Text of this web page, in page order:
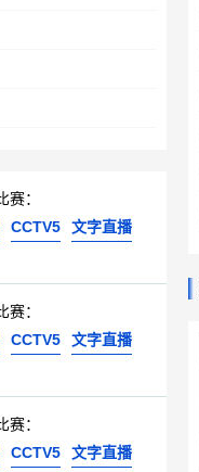
赛：
CCTV5 文字直播
赛：
CCTV5 文字直播
赛：
CCTV5 文字直播